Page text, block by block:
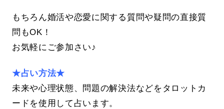
もちろん婚活や恋愛に関する質問や疑問の直接質
問もOK！
お気軽にご参加さい♪
★占い方法★
未来や心理状態、問題の解決法などをタロットカ
ードを使用して占います。